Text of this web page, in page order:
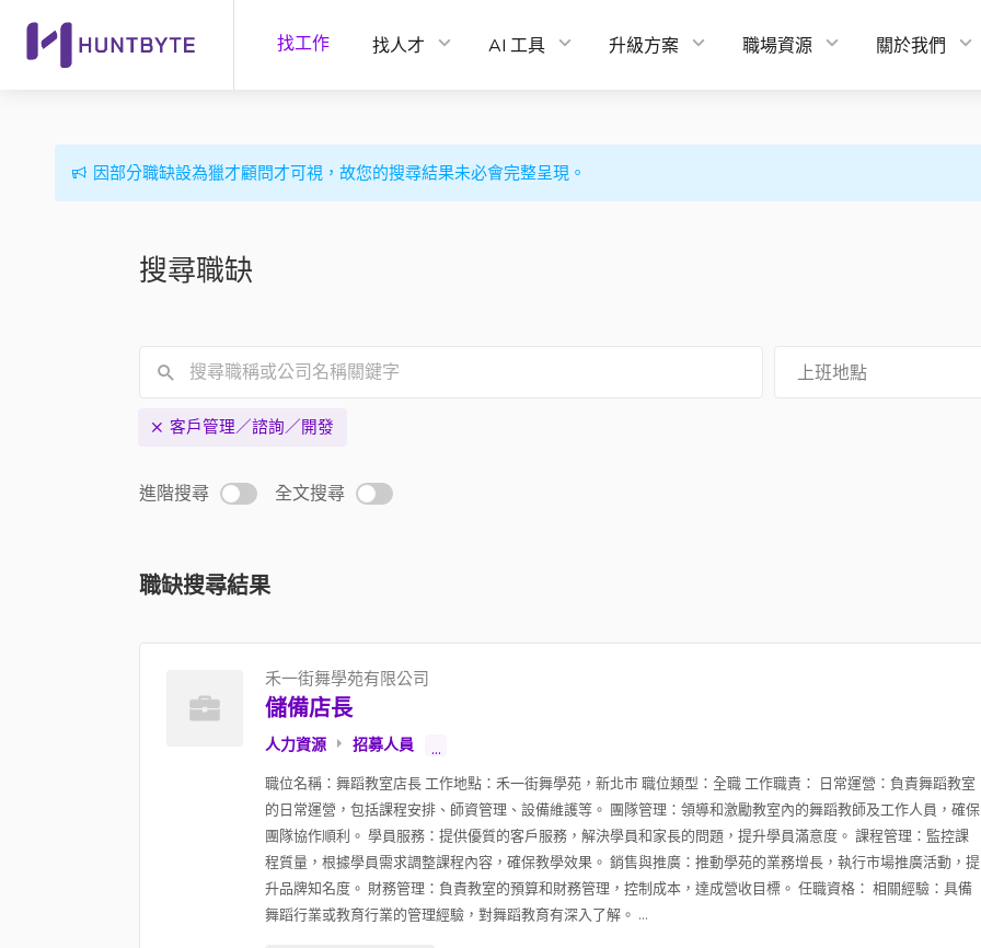
找工作 找人才 AI 工具 升級方案 職場資源 關於我們
因部分職缺設為獵才顧問才可視，故您的搜尋結果未必會完整呈現。
搜尋職缺
上班地點
客戶管理／諮詢／開發
進階搜尋 全文搜尋
職缺搜尋結果
禾一街舞學苑有限公司
儲備店長
人力資源 招募人員 ...
職位名稱：舞蹈教室店長 工作地點：禾一街舞學苑，新北市 職位類型：全職 工作職責： 日常運營：負責舞蹈教室
的日常運營，包括課程安排、師資管理、設備維護等。 團隊管理：領導和激勵教室內的舞蹈教師及工作人員，確保
團隊協作順利。 學員服務：提供優質的客戶服務，解決學員和家長的問題，提升學員滿意度。 課程管理：監控課
程質量，根據學員需求調整課程內容，確保教學效果。 銷售與推廣：推動學苑的業務增長，執行市場推廣活動，提
升品牌知名度。 財務管理：負責教室的預算和財務管理，控制成本，達成營收目標。 任職資格： 相關經驗：具備
舞蹈行業或教育行業的管理經驗，對舞蹈教育有深入了解。 ...